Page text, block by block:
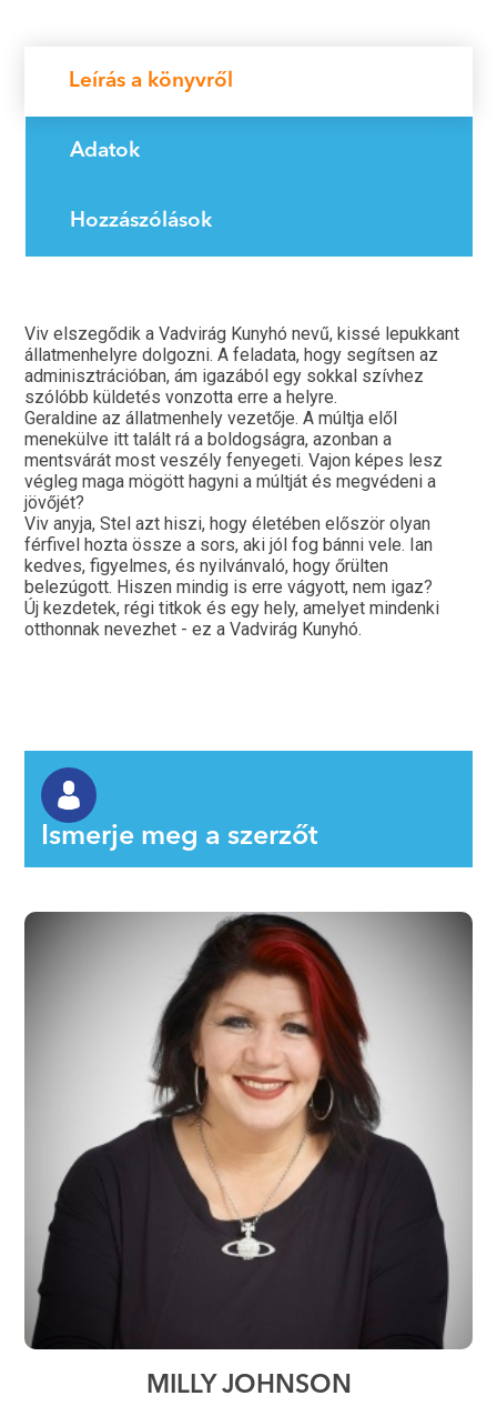
Leírás a könyvről
Adatok
Hozzászólások
Viv elszegődik a Vadvirág Kunyhó nevű, kissé lepukkant
állatmenhelyre dolgozni. A feladata, hogy segítsen az
adminisztrációban, ám igazából egy sokkal szívhez
szólóbb küldetés vonzotta erre a helyre.
Geraldine az állatmenhely vezetője. A múltja elől
menekülve itt talált rá a boldogságra, azonban a
mentsvárát most veszély fenyegeti. Vajon képes lesz
végleg maga mögött hagyni a múltját és megvédeni a
jövőjét?
Viv anyja, Stel azt hiszi, hogy életében először olyan
férfivel hozta össze a sors, aki jól fog bánni vele. Ian
kedves, figyelmes, és nyilvánvaló, hogy őrülten
belezúgott. Hiszen mindig is erre vágyott, nem igaz?
Új kezdetek, régi titkok és egy hely, amelyet mindenki
otthonnak nevezhet - ez a Vadvirág Kunyhó.
Ismerje meg a szerzőt
MILLY JOHNSON